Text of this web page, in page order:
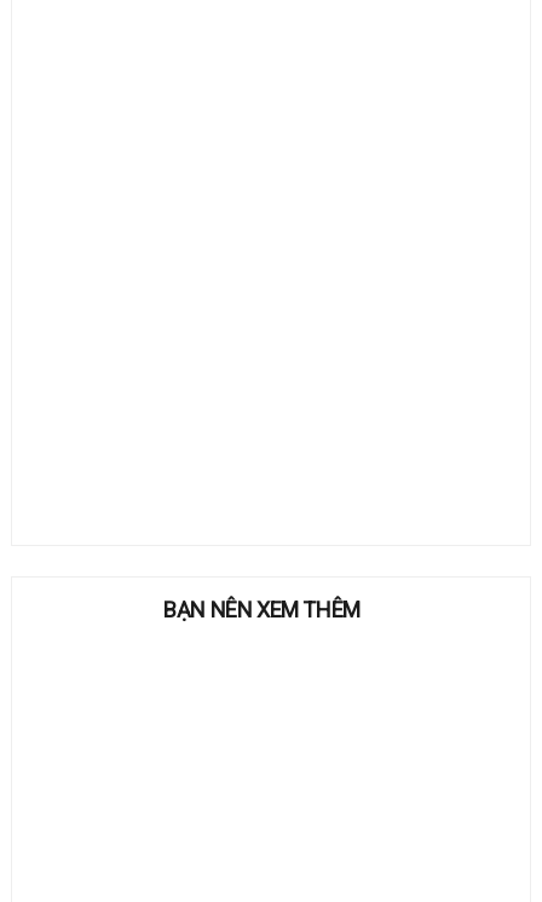
BẠN NÊN XEM THÊM